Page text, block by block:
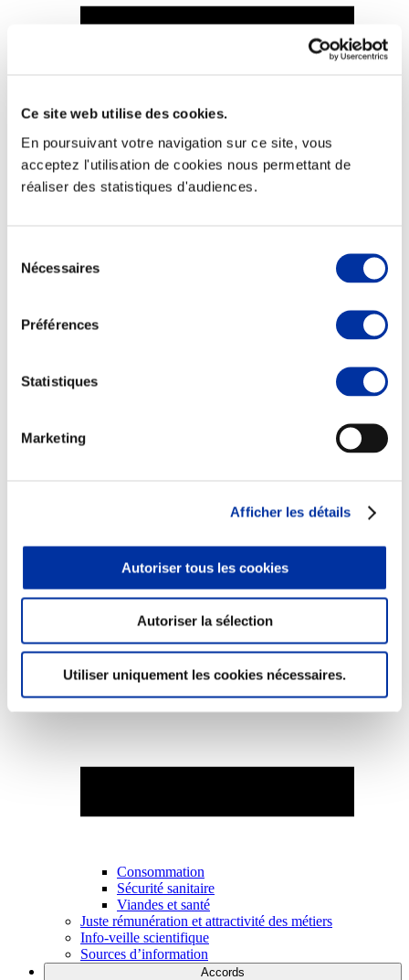
Ce site web utilise des cookies.
En poursuivant votre navigation sur ce site, vous
acceptez l'utilisation de cookies nous permettant de
réaliser des statistiques d'audiences.
Nécessaires
Préférences
Statistiques
Marketing
Afficher les détails
Autoriser tous les cookies
Autoriser la sélection
Utiliser uniquement les cookies nécessaires.
Viande et climat
Autonomie des élevages
Qualité air, eau, sols
Evaluation environnementale
Alimentation de qualité, raisonnée et durable
Consommation
Sécurité sanitaire
Viandes et santé
Juste rémunération et attractivité des métiers
Info-veille scientifique
Sources d’information
Accords